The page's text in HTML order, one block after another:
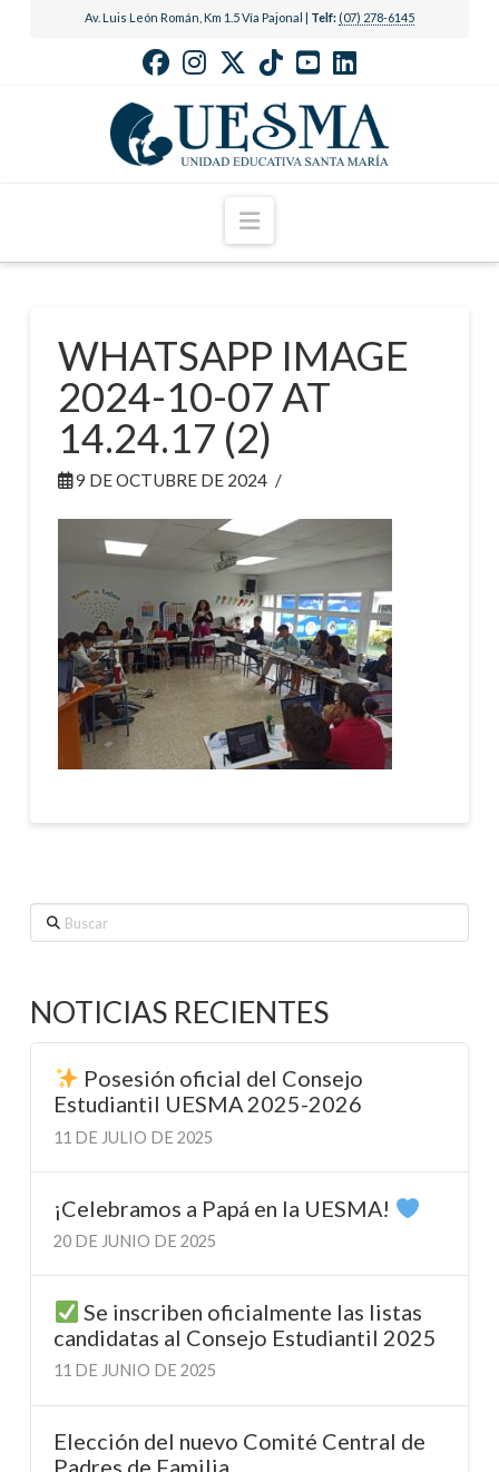
Av. Luis León Román, Km 1.5 Vía Pajonal | Telf: (07) 278-6145
Navigation
WHATSAPP IMAGE
2024-10-07 AT
14.24.17 (2)
9 DE OCTUBRE DE 2024
Buscar
NOTICIAS RECIENTES
Posesión oficial del Consejo
Estudiantil UESMA 2025-2026
11 DE JULIO DE 2025
¡Celebramos a Papá en la UESMA!
20 DE JUNIO DE 2025
Se inscriben oficialmente las listas
candidatas al Consejo Estudiantil 2025
11 DE JUNIO DE 2025
Elección del nuevo Comité Central de
Padres de Familia